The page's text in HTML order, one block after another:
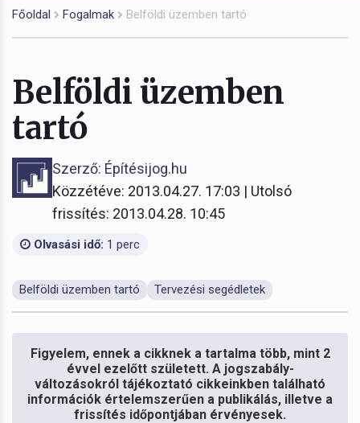
Főoldal Fogalmak Belföldi üzemben tartó
Belföldi üzemben
tartó
Szerző: Építésijog.hu
Közzétéve: 2013.04.27. 17:03 | Utolsó
frissítés: 2013.04.28. 10:45
Olvasási idő: 1 perc
Belföldi üzemben tartó Tervezési segédletek
Figyelem, ennek a cikknek a tartalma több, mint 2
évvel ezelőtt született. A jogszabály-
változásokról tájékoztató cikkeinkben található
információk értelemszerűen a publikálás, illetve a
frissítés időpontjában érvényesek.